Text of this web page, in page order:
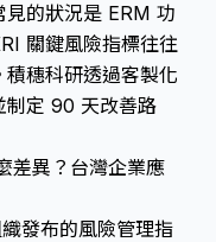
見的狀況是 ERM 功
關鍵風險指標往往
穗科研透過客製化
制定 90 天改善路
差異？台灣企業應
發布的風險管理指